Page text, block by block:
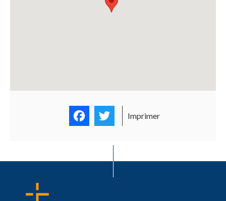
FacebookTwitter
Imprimer